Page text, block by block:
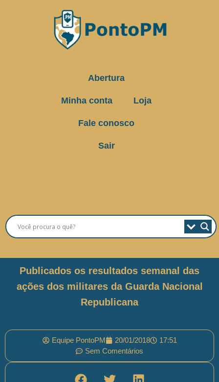
Abertura
Minha conta Loja
Fale conosco
Sair
Publicados os resultados semanal das
ações dos militares da Guarda Nacional
Republicana
Equipe PontoPM 20/01/2018
17:51
Sem Comentários